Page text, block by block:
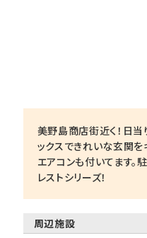
美野島商店街近く！日
ックスできれいな玄関を
エアコンも付いてます。
レストシリーズ！
周辺施設